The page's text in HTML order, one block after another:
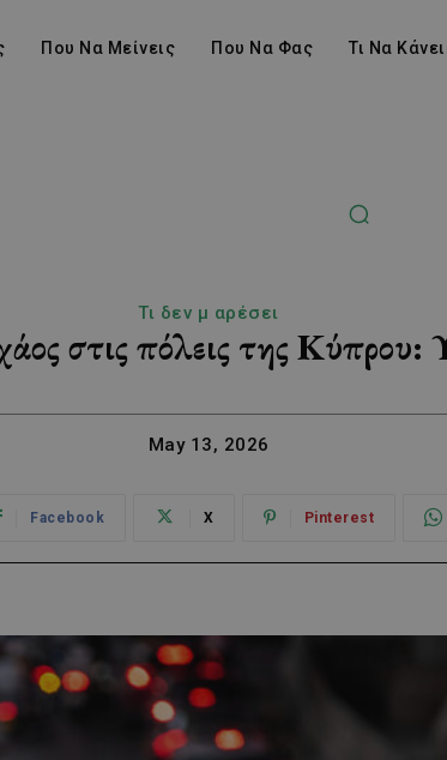
Που Να Μείνεις Που Να Φας Τι Να
Τι δεν μ αρέσει
στις πόλεις της Κύπρου:
May 13, 2026
Facebook X Pinterest